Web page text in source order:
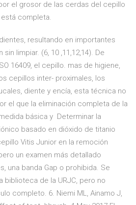
el grosor de las cerdas del cepillo
completa.
resultando en importantes
limpiar. (6, 10 ,11,12,14). De
16409, el cepillo. mas de higiene,
cepillos inter- proximales, los
diente y encía, esta técnica no
el que la eliminación completa de la
básica y Determinar la
basado en dióxido de titanio
Vitis Junior en la remoción
un examen más detallado
una banda Gap o prohibida. Se
biblioteca de la URJC, pero no
completo. 6. Niemi ML, Ainamo J,